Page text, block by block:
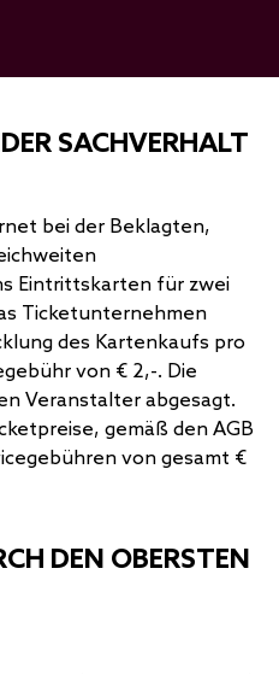
SACHVERHALT
bei der Beklagten,
Eintrittskarten für zwei
Ticketunternehmen
des Kartenkaufs pro
von € 2,-. Die
Veranstalter abgesagt.
gemäß den AGB
von gesamt €
DEN OBERSTEN